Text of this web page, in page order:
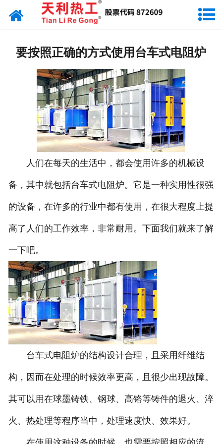
网站首页
产品常识
要按照正确的方式使用台车式电阻炉
人们在每天的生活中，都会使用许多的机械设
备，其中就包括台车式电阻炉。它是一种实用性很强
的设备，在许多的行业中都有使用，在很大程度上提
高了人们的工作效率，非常耐用。下面我们就来了解
一下吧。
台车式电阻炉的结构设计合理，且采用纤维结
构，因而在处理的时候效率更高，且很少出现故障。
其可以用在球墨铸铁、钢球、高铬等铸件的退火、淬
火、热处理等程序当中，处理速度快、效果好。